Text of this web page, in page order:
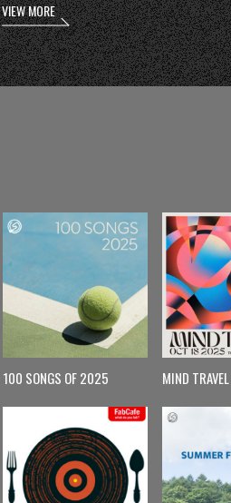
VIEW MORE
100 SONGS OF 2025 MIND TRAVEL